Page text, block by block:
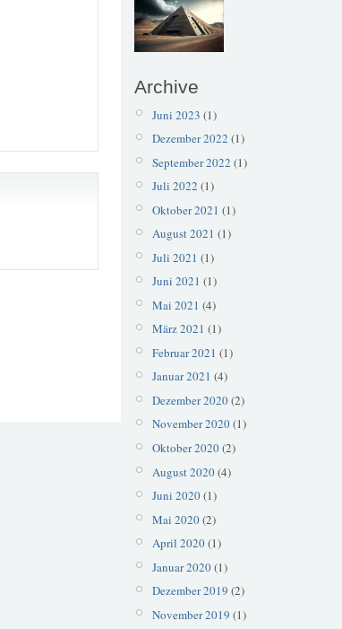
Archive
Juni 2023 (1)
Dezember 2022 (1)
September 2022 (1)
Juli 2022 (1)
Oktober 2021 (1)
August 2021 (1)
Juli 2021 (1)
Juni 2021 (1)
Mai 2021 (4)
März 2021 (1)
Februar 2021 (1)
Januar 2021 (4)
Dezember 2020(2)
November 2020(1)
Oktober 2020(2)
August 2020(4)
Juni 2020(1)
Mai 2020(2)
April 2020(1)
Januar 2020(1)
Dezember 2019 (2)
November 2019 (1)